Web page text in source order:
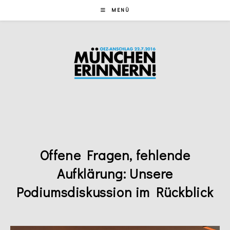
Inhalt
MENÜ
Offene Fragen, fehlende
Aufklärung: Unsere
Podiumsdiskussion im Rückblick